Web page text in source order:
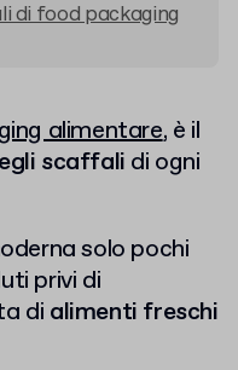
di food packaging
alimentare, è il
scaffali di ogni
solo pochi
privi di
di alimenti freschi